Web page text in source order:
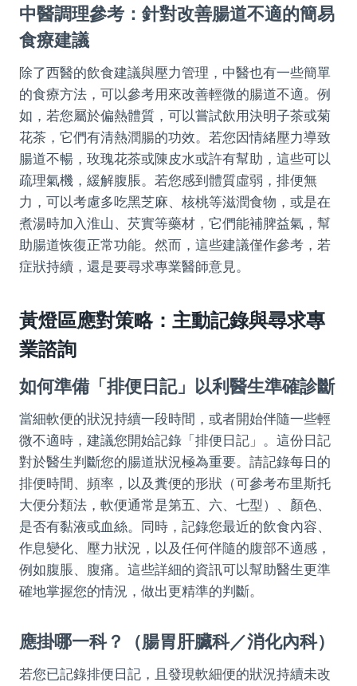
中醫調理參考：針對改善腸道不適的簡易
食療建議
除了西醫的飲食建議與壓力管理，中醫也有一些簡單
的食療方法，可以參考用來改善輕微的腸道不適。例
如，若您屬於偏熱體質，可以嘗試飲用決明子茶或菊
花茶，它們有清熱潤腸的功效。若您因情緒壓力導致
腸道不暢，玫瑰花茶或陳皮水或許有幫助，這些可以
疏理氣機，緩解腹脹。若您感到體質虛弱，排便無
力，可以考慮多吃黑芝麻、核桃等滋潤食物，或是在
煮湯時加入淮山、芡實等藥材，它們能補脾益氣，幫
助腸道恢復正常功能。然而，這些建議僅作參考，若
症狀持續，還是要尋求專業醫師意見。
黃燈區應對策略：主動記錄與尋求專
業諮詢
如何準備「排便日記」以利醫生準確診斷
當細軟便的狀況持續一段時間，或者開始伴隨一些輕
微不適時，建議您開始記錄「排便日記」。這份日記
對於醫生判斷您的腸道狀況極為重要。請記錄每日的
排便時間、頻率，以及糞便的形狀（可參考布里斯托
大便分類法，軟便通常是第五、六、七型）、顏色、
是否有黏液或血絲。同時，記錄您最近的飲食內容、
作息變化、壓力狀況，以及任何伴隨的腹部不適感，
例如腹脹、腹痛。這些詳細的資訊可以幫助醫生更準
確地掌握您的情況，做出更精準的判斷。
應掛哪一科？（腸胃肝臟科／消化內科）
若您已記錄排便日記，且發現軟細便的狀況持續未改